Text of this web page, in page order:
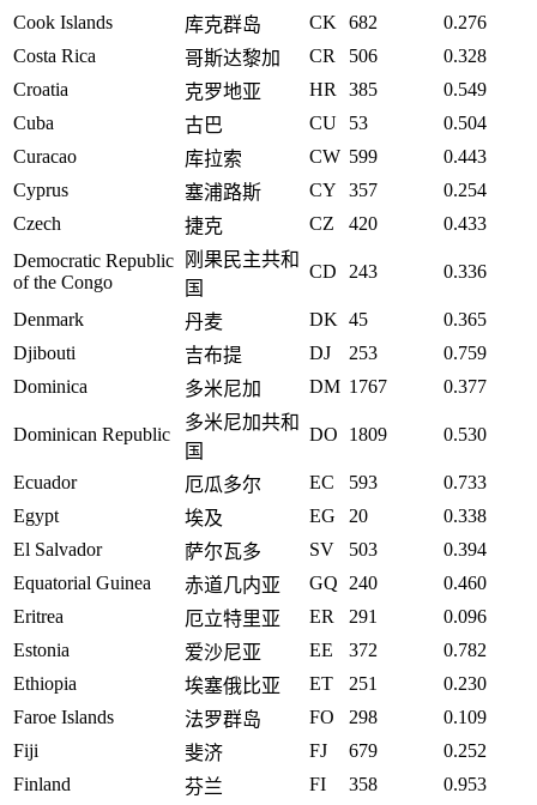
Cook Islands
库克群岛 CK 682
0.276
Costa Rica
哥斯达黎加 CR 506
0.328
Croatia
克罗地亚 HR 385
0.549
Cuba
古巴 CU 53
0.504
Curacao
库拉索 CW 599
0.443
Cyprus
塞浦路斯 CY 357
0.254
Czech
捷克 CZ 420
0.433
Democratic Republic
of the Congo
刚果民主共和
国
CD 243 0.336
Denmark 丹麦 DK 45
0.365
Djibouti
吉布提 DJ 253
0.759
Dominica
多米尼加 DM 1767 0.377
Dominican Republic
多米尼加共和
国
DO 1809 0.530
Ecuador 厄瓜多尔 EC 593
0.733
Egypt
埃及 EG 20
0.338
El Salvador
萨尔瓦多 SV 503
0.394
Equatorial Guinea
赤道几内亚 GQ 240
0.460
Eritrea
厄立特里亚 ER 291
0.096
Estonia
爱沙尼亚 EE 372
0.782
Ethiopia
埃塞俄比亚 ET 251
0.230
Faroe Islands
法罗群岛 FO 298
0.109
Fiji
斐济 FJ 679
0.252
Finland
芬兰 FI 358
0.953